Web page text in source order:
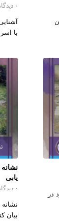
۰ دیدگاه
با
در
یابی
۰ دیدگاه
بیان